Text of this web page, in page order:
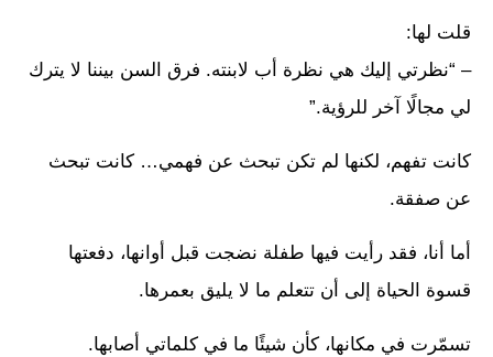
قلت لها:
– “نظرتي إليك هي نظرة أب لابنته. فرق السن بيننا لا يترك
لي مجالًا آخر للرؤية.”
كانت تفهم، لكنها لم تكن تبحث عن فهمي… كانت تبحث
عن صفقة.
أما أنا، فقد رأيت فيها طفلة نضجت قبل أوانها، دفعتها
قسوة الحياة إلى أن تتعلم ما لا يليق بعمرها.
تسمّرت في مكانها، كأن شيئًا ما في كلماتي أصابها.